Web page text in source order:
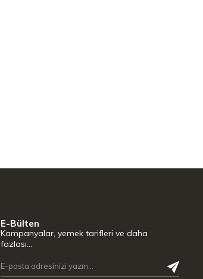
E-Bülten
Kampanyalar, yemek tarifleri ve daha
fazlası…